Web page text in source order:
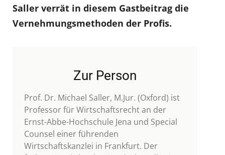
Saller verrät in diesem Gastbeitrag die
Vernehmungsmethoden der Profis.
Zur Person
Prof. Dr. Michael Saller, M.Jur. (Oxford) ist
Professor für Wirtschaftsrecht an der
Ernst-Abbe-Hochschule Jena und Special
Counsel einer führenden
Wirtschaftskanzlei in Frankfurt. Der